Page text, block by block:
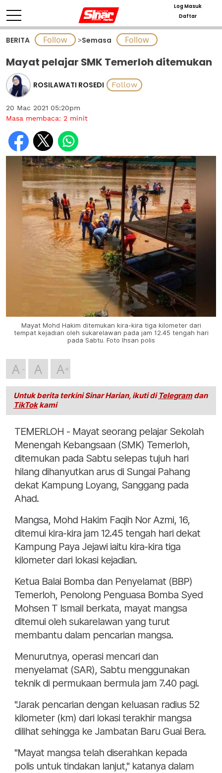
Log Masuk
Daftar
BERITA >Semasa
Mayat pelajar SMK Temerloh ditemukan
ROSILAWATI ROSEDI
20 Mac 2021 05:20pm
Masa membaca: 2 minit
Mayat Mohd Hakim ditemukan kira-kira tiga kilometer dari
tempat kejadian oleh sukarelawan pada jam 12.45 tengah hari
pada Sabtu. Foto Ihsan polis
A A A
Untuk berita terkini Sinar Harian, ikuti di Telegramdan
TikTokkami
TEMERLOH - Mayat seorang pelajar Sekolah
Menengah Kebangsaan (SMK) Temerloh,
ditemukan pada Sabtu selepas tujuh hari
hilang dihanyutkan arus di Sungai Pahang
dekat Kampung Loyang, Sanggang pada
Ahad.
Mangsa, Mohd Hakim Faqih Nor Azmi, 16,
ditemui kira-kira jam 12.45 tengah hari dekat
Kampung Paya Jejawi iaitu kira-kira tiga
kilometer dari lokasi kejadian.
Ketua Balai Bomba dan Penyelamat (BBP)
Temerloh, Penolong Penguasa Bomba Syed
Mohsen T Ismail berkata, mayat mangsa
ditemui oleh sukarelawan yang turut
membantu dalam pencarian mangsa.
Menurutnya, operasi mencari dan
menyelamat (SAR), Sabtu menggunakan
teknik di permukaan bermula jam 7.40 pagi.
"Jarak pencarian dengan keluasan radius 52
kilometer (km) dari lokasi terakhir mangsa
dilihat sehingga ke Jambatan Baru Guai Bera.
"Mayat mangsa telah diserahkan kepada
polis untuk tindakan lanjut," katanya dalam